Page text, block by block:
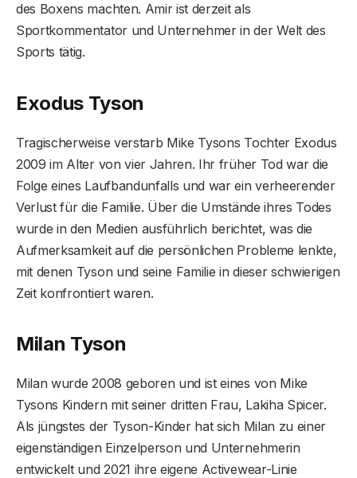
des Boxens machten. Amir ist derzeit als
Sportkommentator und Unternehmer in der Welt des
Sports tätig.
Exodus Tyson
Tragischerweise verstarb Mike Tysons Tochter Exodus
2009 im Alter von vier Jahren. Ihr früher Tod war die
Folge eines Laufbandunfalls und war ein verheerender
Verlust für die Familie. Über die Umstände ihres Todes
wurde in den Medien ausführlich berichtet, was die
Aufmerksamkeit auf die persönlichen Probleme lenkte,
mit denen Tyson und seine Familie in dieser schwierigen
Zeit konfrontiert waren.
Milan Tyson
Milan wurde 2008 geboren und ist eines von Mike
Tysons Kindern mit seiner dritten Frau, Lakiha Spicer.
Als jüngstes der Tyson-Kinder hat sich Milan zu einer
eigenständigen Einzelperson und Unternehmerin
entwickelt und 2021 ihre eigene Activewear-Linie